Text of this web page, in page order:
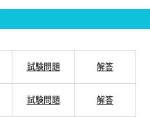
試験問題 解答
試験問題 解答